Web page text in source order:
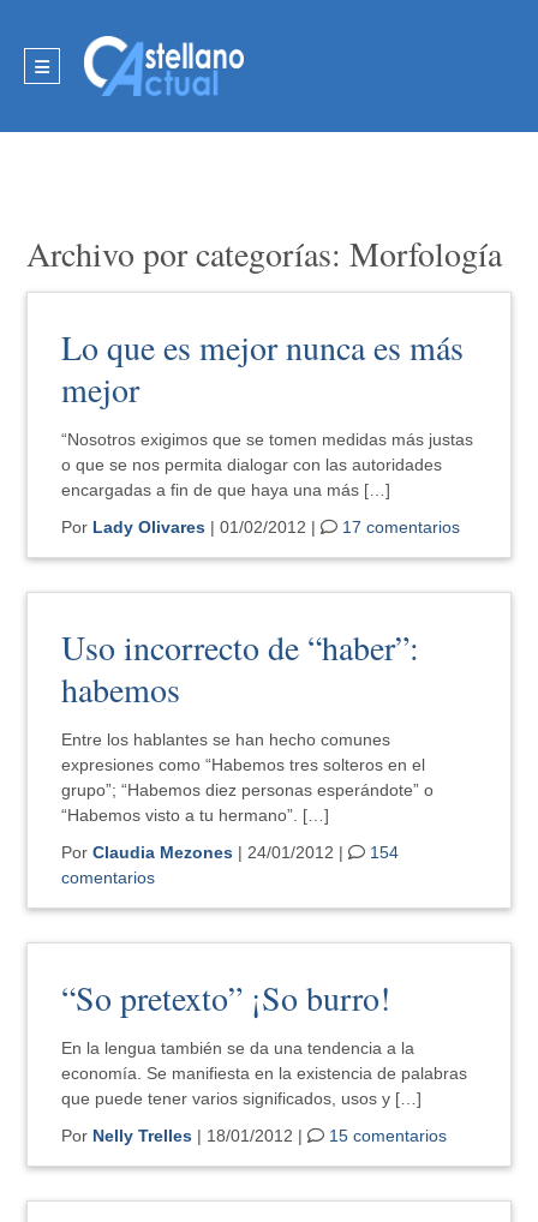
Archivo por categorías: Morfología
Lo que es mejor nunca es más
mejor
“Nosotros exigimos que se tomen medidas más justas
o que se nos permita dialogar con las autoridades
encargadas a fin de que haya una más […]
Por Lady Olivares | 01/02/2012 | 17 comentarios
Uso incorrecto de “haber”:
habemos
Entre los hablantes se han hecho comunes
expresiones como “Habemos tres solteros en el
grupo”; “Habemos diez personas esperándote” o
“Habemos visto a tu hermano”. […]
PorClaudia Mezones | 24/01/2012 |
154
comentarios
“So pretexto” ¡So burro!
En la lengua también se da una tendencia a la
economía. Se manifiesta en la existencia de palabras
que puede tener varios significados, usos y […]
Por Nelly Trelles | 18/01/2012 | 15 comentarios